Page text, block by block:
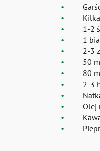
1-2
1
2-3
50
80
2-3
Olej